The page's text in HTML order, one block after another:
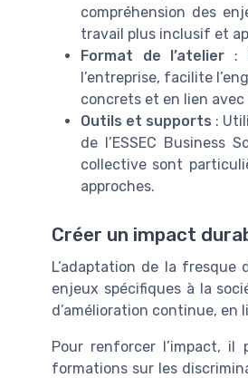
compréhension des
travail plus inclusif et
Format de l’atelier :
l’entreprise, facilite
concrets et en lien
Outils et supports :
de l’ESSEC
collective sont
approches.
Créer un impact
L’adaptation de la fresque
enjeux spécifiques à la
d’amélioration continue, en
Pour renforcer l’impact, il
formations sur les